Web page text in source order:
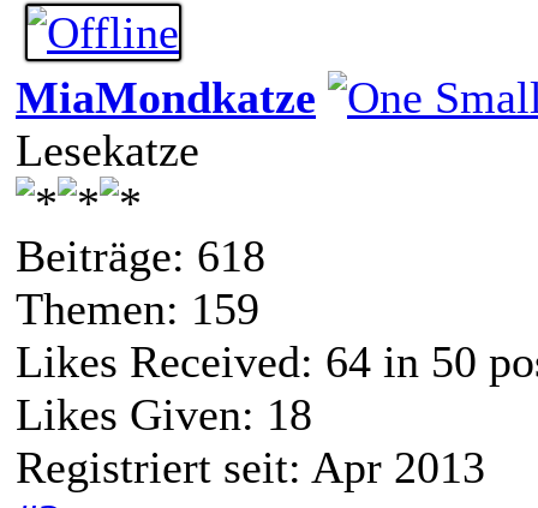
MiaMondkatze
Lesekatze
Beiträge: 618
Themen: 159
Likes Received: 64 in 50
Likes Given: 18
Registriert seit: Apr 2013